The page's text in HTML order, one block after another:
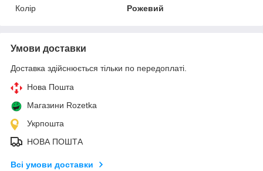
Колір
Рожевий
Умови доставки
Доставка здійснюється тільки по передоплаті.
Нова Пошта
Магазини Rozetka
Укрпошта
НОВА ПОШТА
Всі умови доставки